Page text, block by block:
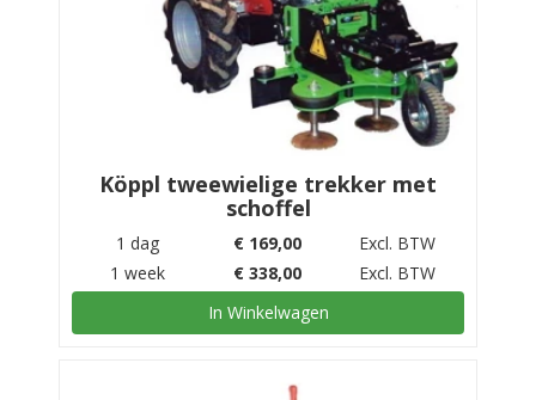
Köppl tweewielige trekker met
schoffel
1 dag € 169,00
Excl. BTW
1 week
€ 338,00
Excl. BTW
In Winkelwagen